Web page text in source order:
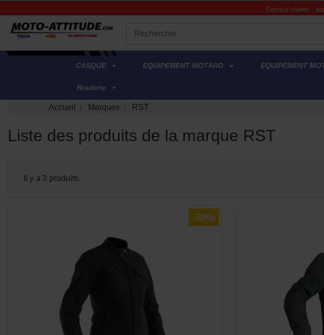
Service clients :
.
CASQUE EQUIPEMENT MOTARD EQUIPEMENT
Braderie
Accueil Marques RST
Liste des produits de la marque RST
Il y a 3 produits.
-50%